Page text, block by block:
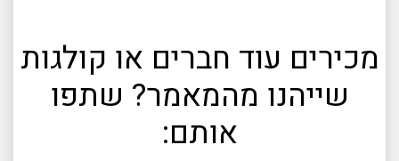
מכירים עוד חברים או קולגות
שייהנו מהמאמר? שתפו
אותם: